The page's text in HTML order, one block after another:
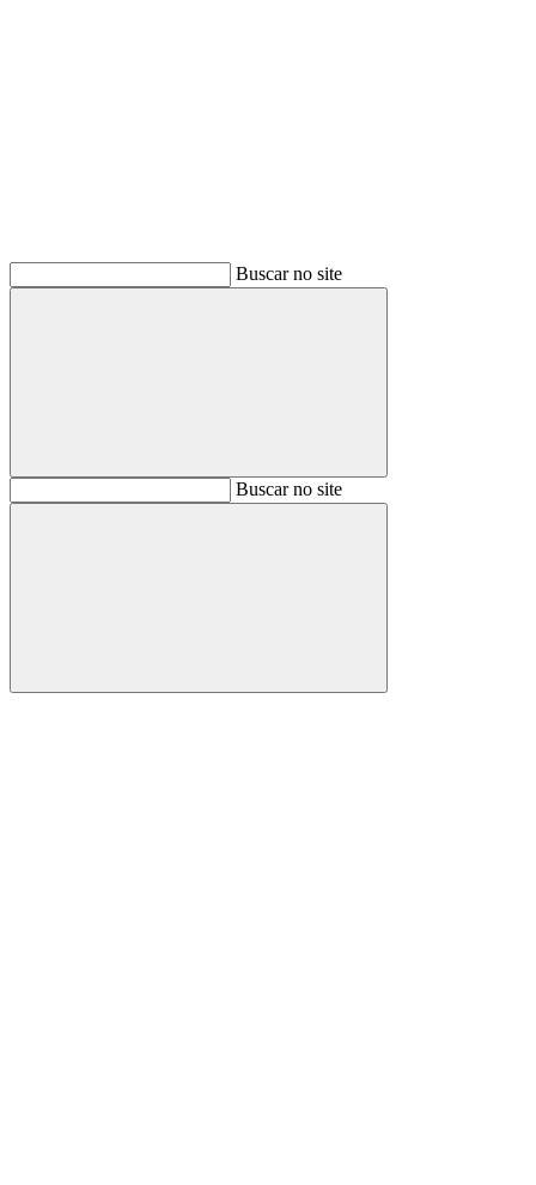
Buscar no site
BuscarBuscar no site
Buscar